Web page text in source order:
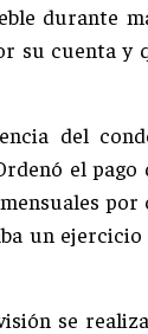
durante
su cuenta y
del
el
por
un ejercicio
se